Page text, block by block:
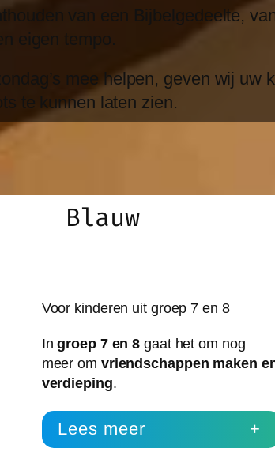
van een Bijbelgedeelte,
eigen tempo.
mee helpen, geven wij uw
te kunnen laten zien.
Blauw
Voor kinderen uit groep 7 en 8
Ingroep 7 en 8 gaat het om nog
meer om vriendschappen maken
verdieping.
Lees meer +